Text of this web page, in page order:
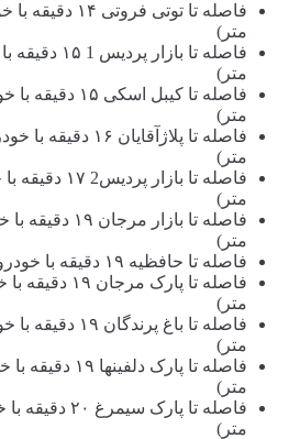
متر)
متر)
متر)
متر)
متر)
متر)
فاصله تا حافظیه ۱۹ دقیقه با خودرو (۱۲ کیلومتر و ۹۰۰ متر)
متر)
متر)
متر)
متر)